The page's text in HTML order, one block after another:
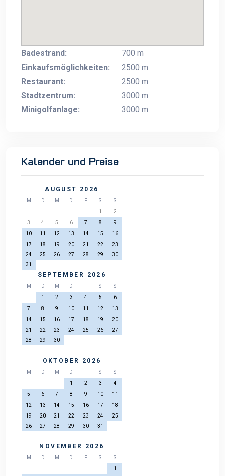
Badestrand:
700 m
Einkaufsmöglichkeiten:
2500 m
Restaurant:
2500 m
Stadtzentrum:
3000 m
Minigolfanlage:
3000 m
Kalender und Preise
AUGUST 2026
M D M D F S
S
1
2
3
4 5 6 7 8
9
10
11 12 13 14 15
16
17
18 19 20 21 22
23
24
25 26 27 28 29
30
31
SEPTEMBER 2026
M D M D F S
S
1
2 3 4 5
6
7
8 9 10 11 12
13
14
15 16 17 18 19
20
21
22 23 24 25 26
27
28
29 30
OKTOBER 2026
M D M D F S
S
1
2 3
4
5
6 7 8 9 10
11
12
13 14 15 16 17
18
19
20 21 22 23 24
25
26
27 28 29 30 31
NOVEMBER 2026
M D M D F S
S
1